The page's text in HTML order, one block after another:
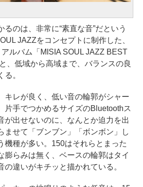
のは、非常に“素直な音”だという
JAZZをコンセプトに制作した、
ルバム「MISIA SOUL JAZZ BEST
、低域から高域まで、バランスの良
。
キレが良く、低い音の輪郭がシャー
片手でつかめるサイズのBluetoothス
が出せないのに、なんとか迫力を出
ませて「ブンブン」「ボンボン」し
機種が多い。150はそれらとまった
膨らみは無く、ベースの輪郭はタイ
の違いがキチッと描かれている。